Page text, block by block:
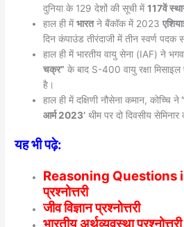
दुनिया के 129 देशों की सूची में117वें
हाल ही मेंभारतने बैंकॉक में 2023
दिन कंपाउंड तीरंदाजी में तीन स्वर्ण पदक
हाल ही में भारतीय वायु सेना (IAF) ने
चक्र” के बाद S-400 वायु रक्षा मिसाइल
है।
हाल ही में दक्षिणी नौसेना कमान, कोच्चि ने
आर्म 2023’ थीम पर दो दिवसीय
यह भी पढ़े:
Reasoning Questions
प्रश्नोत्तरी
जीव विज्ञान प्रश्नोत्तरी
भारतीय अर्थव्यवस्था प्रश्नोत्तरी